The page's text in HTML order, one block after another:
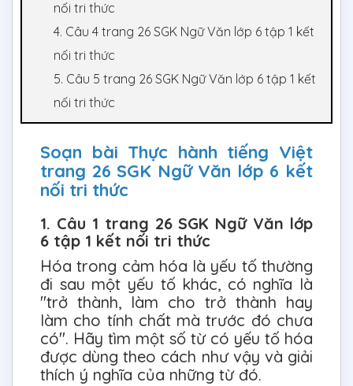
nối tri thức
4. Câu 4 trang 26 SGK Ngữ Văn lớp 6 tập 1 kết
nối tri thức
5. Câu 5 trang 26 SGK Ngữ Văn lớp 6 tập 1 kết
nối tri thức
Soạn bài Thực hành tiếng Việt
trang 26 SGK Ngữ Văn lớp 6 kết
nối tri thức
1. Câu 1 trang 26 SGK Ngữ Văn lớp
6 tập 1 kết nối tri thức
Hóa trong cảm hóa là yếu tố thường
đi sau một yếu tố khác, có nghĩa là
"trở thành, làm cho trở thành hay
làm cho tính chất mà trước đó chưa
có". Hãy tìm một số từ có yếu tố hóa
được dùng theo cách như vậy và giải
thích ý nghĩa của những từ đó.